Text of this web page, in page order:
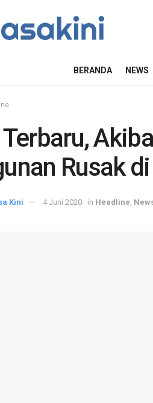
BERANDA NEWS
Rusak
Kini 4 Juni 2020 in Headline